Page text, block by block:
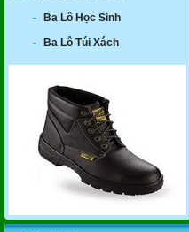
-
Ba Lô Học Sinh
- Ba Lô Túi Xách